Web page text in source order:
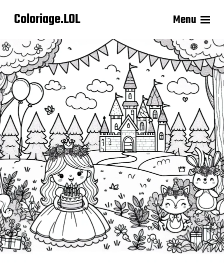
Coloriage.LOL Menu